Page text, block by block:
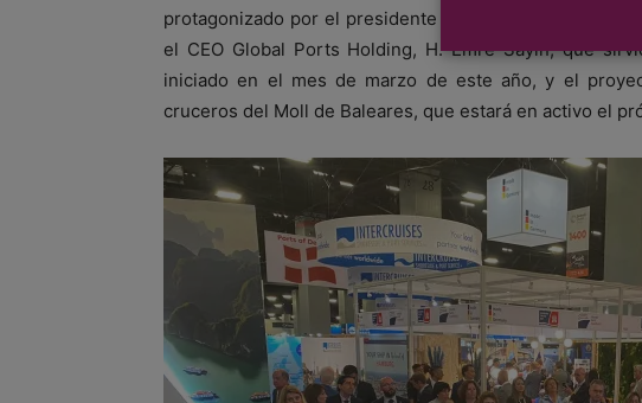
protagonizado por el presidente de la Autoridad
el CEO Global Ports Holding, H. Emre Sayin, que
iniciado en el mes de marzo de este año, y el
cruceros del Moll de Baleares, que estará en activo el